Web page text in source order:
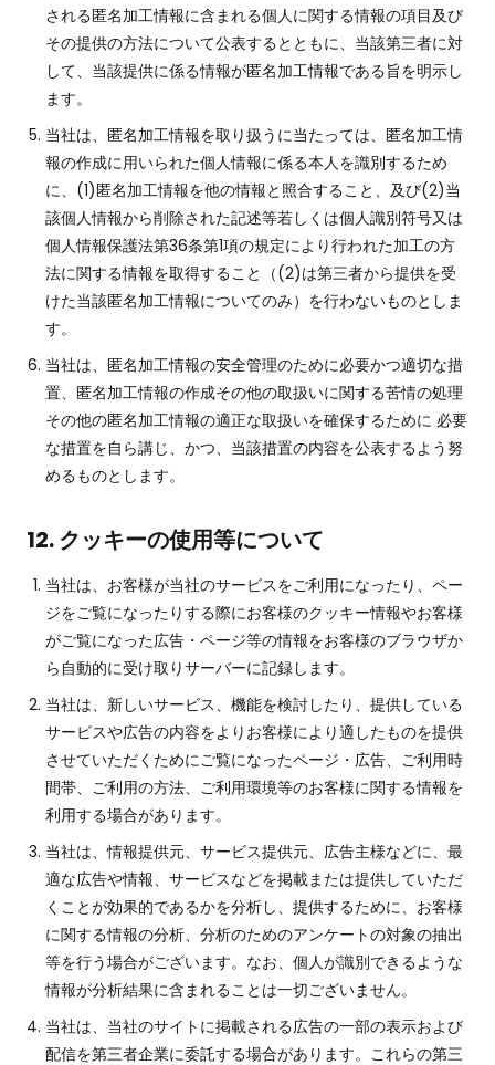
される匿名加工情報に含まれる個人に関する情報の項目及び
その提供の方法について公表するとともに、当該第三者に対
して、当該提供に係る情報が匿名加工情報である旨を明示し
ます。
当社は、匿名加工情報を取り扱うに当たっては、匿名加工情
報の作成に用いられた個人情報に係る本人を識別するため
に、(1)匿名加工情報を他の情報と照合すること、及び(2)当
該個人情報から削除された記述等若しくは個人識別符号又は
個人情報保護法第36条第1項の規定により行われた加工の方
法に関する情報を取得すること（(2)は第三者から提供を受
けた当該匿名加工情報についてのみ）を行わないものとしま
す。
当社は、匿名加工情報の安全管理のために必要かつ適切な措
置、匿名加工情報の作成その他の取扱いに関する苦情の処理
その他の匿名加工情報の適正な取扱いを確保するために 必要
な措置を自ら講じ、かつ、当該措置の内容を公表するよう努
めるものとします。
12. クッキーの使用等について
当社は、お客様が当社のサービスをご利用になったり、ペー
ジをご覧になったりする際にお客様のクッキー情報やお客様
がご覧になった広告・ページ等の情報をお客様のブラウザか
ら自動的に受け取りサーバーに記録します。
当社は、新しいサービス、機能を検討したり、提供している
サービスや広告の内容をよりお客様により適したものを提供
させていただくためにご覧になったページ・広告、ご利用時
間帯、ご利用の方法、ご利用環境等のお客様に関する情報を
利用する場合があります。
当社は、情報提供元、サービス提供元、広告主様などに、最
適な広告や情報、サービスなどを掲載または提供していただ
くことが効果的であるかを分析し、提供するために、お客様
に関する情報の分析、分析のためのアンケートの対象の抽出
等を行う場合がございます。なお、個人が識別できるような
情報が分析結果に含まれることは一切ございません。
当社は、当社のサイトに掲載される広告の一部の表示および
配信を第三者企業に委託する場合があります。これらの第三